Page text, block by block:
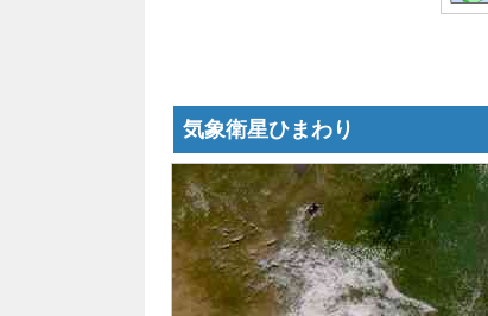
気象衛星ひまわり